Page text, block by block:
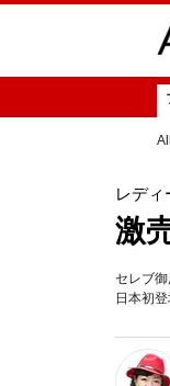
レディ
激
セレブ
日本初